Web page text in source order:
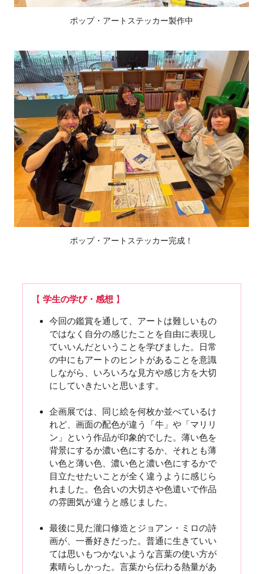
ポップ・アートステッカー製作中
ポップ・アートステッカー完成！
【 学生の学び・感想 】
今回の鑑賞を通して、アートは難しいもの
ではなく自分の感じたことを自由に表現し
ていいんだということを学びました。日常
の中にもアートのヒントがあることを意識
しながら、いろいろな見方や感じ方を大切
にしていきたいと思います。
企画展では、同じ絵を何枚か並べているけ
れど、画面の配色が違う「牛」や「マリリ
ン」という作品が印象的でした。薄い色を
背景にするか濃い色にするか、それとも薄
い色と薄い色、濃い色と濃い色にするかで
目立たせたいことが全く違うように感じら
れました。色合いの大切さや色遣いで作品
の雰囲気が違うと感じました。
最後に見た瀧口修造とジョアン・ミロの詩
画が、一番好きだった。普通に生きていい
ては思いもつかないような言葉の使い方が
素晴らしかった。言葉から伝わる熱量があ